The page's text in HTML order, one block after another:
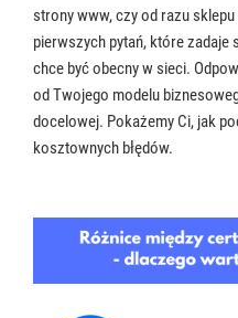
strony www, czy od razu
pierwszych pytań, które
chce być obecny w sieci.
od Twojego modelu
docelowej. Pokażemy Ci, jak
kosztownych błędów.